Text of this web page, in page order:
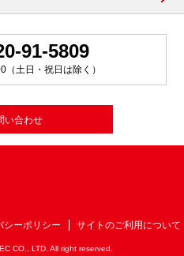
91-5809
土日・祝日は除く）
い合わせ
シーポリシー サイトのご利用について
CO., LTD. All right reserved.